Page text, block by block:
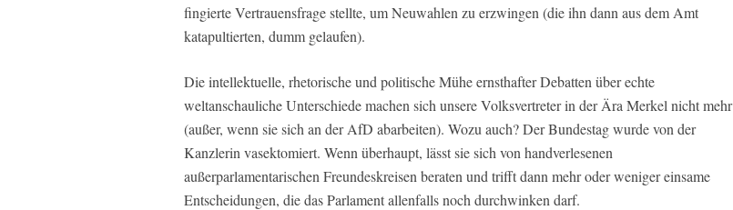
fingierte Vertrauensfrage stellte, um Neuwahlen zu erzwingen (die ihn dann aus dem Amt
katapultierten, dumm gelaufen).
Die intellektuelle, rhetorische und politische Mühe ernsthafter Debatten über echte
weltanschauliche Unterschiede machen sich unsere Volksvertreter in der Ära Merkel nicht mehr
(außer, wenn sie sich an der AfD abarbeiten). Wozu auch? Der Bundestag wurde von der
Kanzlerin vasektomiert. Wenn überhaupt, lässt sie sich von handverlesenen
außerparlamentarischen Freundeskreisen beraten und trifft dann mehr oder weniger einsame
Entscheidungen, die das Parlament allenfalls noch durchwinken darf.